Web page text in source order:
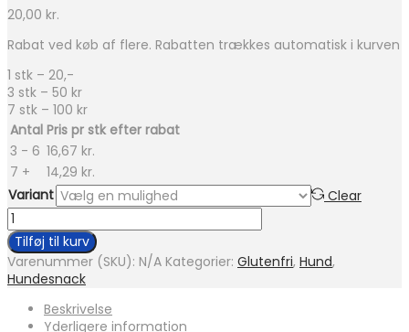
20,00 kr.
Rabat ved køb af flere. Rabatten trækkes automatisk i kurven
1 stk – 20,-
3 stk – 50 kr
7 stk – 100 kr
Antal Pris pr stk efter rabat
3 - 6 16,67 kr.
7 +
14,29 kr.
Variant
Clear
Companion
godbidder
-
forskellige
varianter
antal
Tilføj til kurv
Varenummer (SKU): N/A Kategorier: Glutenfri, Hund,
Hundesnack
Beskrivelse
Yderligere information